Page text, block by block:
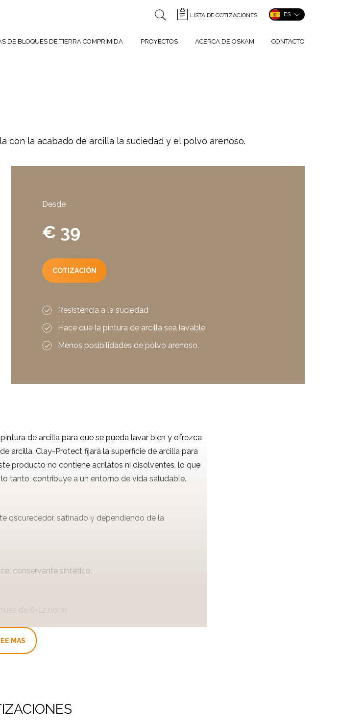
LISTA DE COTIZACIONES ES
DE BLOQUES DE TIERRA COMPRIMIDA PROYECTOS ACERCA DE OSKAM CONTACTO
la acabado de arcilla la suciedad y el polvo arenoso.
Desde
€ 39
COTIZACIÓN
Resistencia a la suciedad
Hace que la pintura de arcilla sea lavable
Menos posibilidades de polvo arenoso.
de arcilla para que se pueda lavar bien y ofrezca
arcilla, Clay-Protect fijará la superficie de arcilla para
producto no contiene acrilatos ni disolventes, lo que
tanto, contribuye a un entorno de vida saludable.
oscurecedor, satinado y dependiendo de la
conservante sintético.
de 6-12 horas
MAS